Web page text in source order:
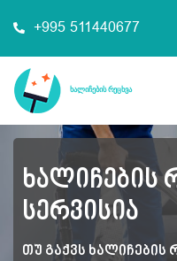
+995 511440677
ხალიჩების
სერვისია
თუ გაქვს ხალიჩების